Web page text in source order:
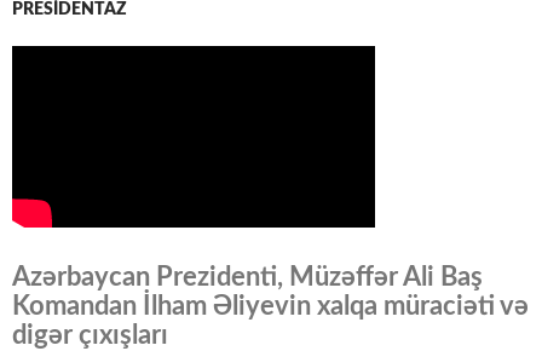
PRESİDENTAZ
Azərbaycan Prezidenti, Müzəffər Ali Baş
Komandan İlham Əliyevin xalqa müraciəti və
digər çıxışları